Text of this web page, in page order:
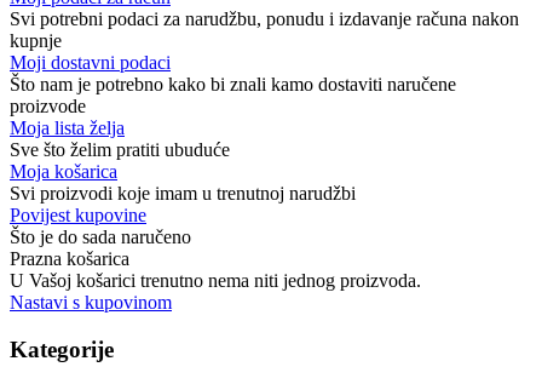
Svi potrebni podaci za narudžbu, ponudu i izdavanje računa nakon
kupnje
Moji dostavni podaci
Što nam je potrebno kako bi znali kamo dostaviti naručene
proizvode
Moja lista želja
Sve što želim pratiti ubuduće
Moja košarica
Svi proizvodi koje imam u trenutnoj narudžbi
Povijest kupovine
Što je do sada naručeno
Prazna košarica
U Vašoj košarici trenutno nema niti jednog proizvoda.
Nastavi s kupovinom
Kategorije